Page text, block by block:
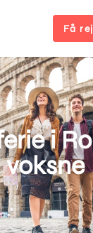
Få
i
voksne